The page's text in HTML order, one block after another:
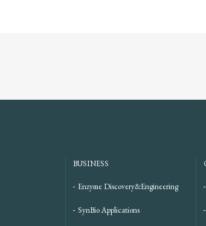
BUSINESS
Enzyme Discovery&Engineering
SynBio Applications